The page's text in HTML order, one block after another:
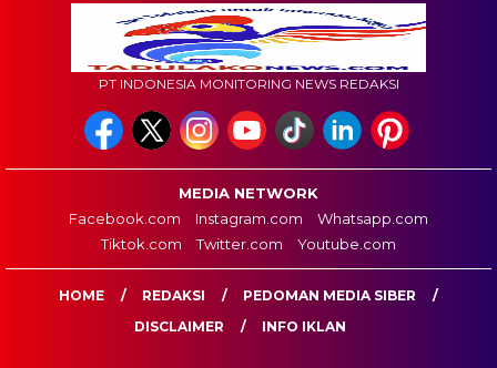
PT INDONESIA MONITORING NEWS REDAKSI
MEDIA NETWORK
Facebook.com
Instagram.com
Whatsapp.com
Tiktok.com
Twitter.com Youtube.com
HOME REDAKSI
PEDOMAN MEDIA SIBER
DISCLAIMER
INFO IKLAN